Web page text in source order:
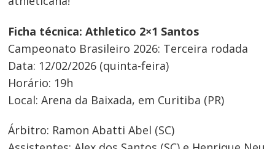
Ficha técnica: Athletico 2×1 Santos
Campeonato Brasileiro 2026: Terceira rodada
Data: 12/02/2026 (quinta-feira)
Horário: 19h
Local: Arena da Baixada, em Curitiba (PR)
Árbitro: Ramon Abatti Abel (SC)